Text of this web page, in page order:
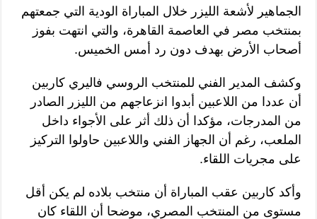
الجماهير لأشعة الليزر خلال المباراة الودية التي جمعتهم
بمنتخب مصر في العاصمة القاهرة، والتي انتهت بفوز
أصحاب الأرض بهدف دون رد أمس الخميس.
وكشف المدير الفني للمنتخب الروسي فاليري كاربين
أن عددا من اللاعبين أبدوا انزعاجهم من الليزر الصادر
من المدرجات، مؤكدا أن ذلك أثر على الأجواء داخل
الملعب، رغم أن الجهاز الفني واللاعبين حاولوا التركيز
على مجريات اللقاء.
وأكد كاربين عقب المباراة أن منتخب بلاده لم يكن أقل
مستوى من المنتخب المصري، موضحا أن اللقاء كان